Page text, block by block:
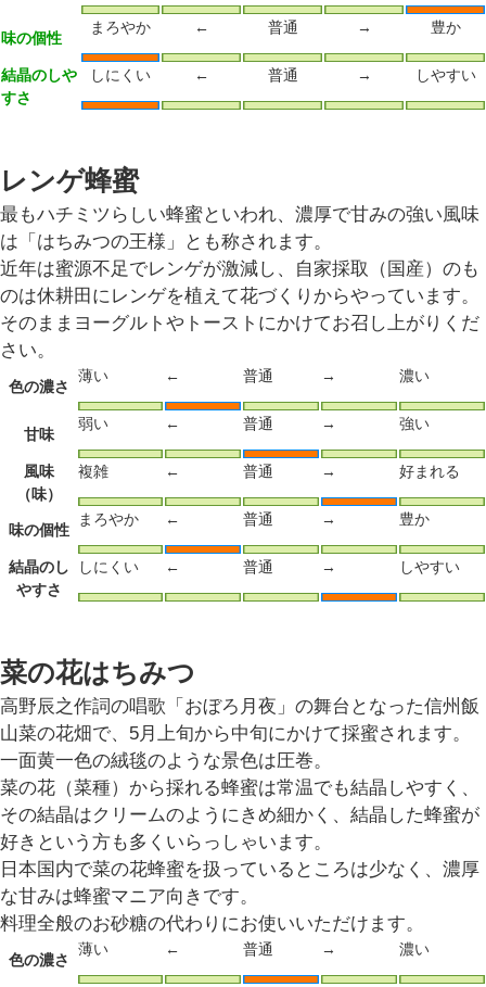
味の個性
まろやか ← 普通 → 豊か
結晶のしや
すさ
しにくい ← 普通 → しやすい
レンゲ蜂蜜
最もハチミツらしい蜂蜜といわれ、濃厚で甘みの強い風味
は「はちみつの王様」とも称されます。
近年は蜜源不足でレンゲが激減し、自家採取（国産）のも
のは休耕田にレンゲを植えて花づくりからやっています。
そのままヨーグルトやトーストにかけてお召し上がりくだ
さい。
色の濃さ
薄い ← 普通 → 濃い
甘味
弱い ← 普通 → 強い
風味
（味）
複雑 ← 普通 → 好まれる
味の個性
まろやか ← 普通 → 豊か
結晶のし
やすさ
しにくい ← 普通 → しやすい
菜の花はちみつ
高野辰之作詞の唱歌「おぼろ月夜」の舞台となった信州飯
山菜の花畑で、5月上旬から中旬にかけて採蜜されます。
一面黄一色の絨毯のような景色は圧巻。
菜の花（菜種）から採れる蜂蜜は常温でも結晶しやすく、
その結晶はクリームのようにきめ細かく、結晶した蜂蜜が
好きという方も多くいらっしゃいます。
日本国内で菜の花蜂蜜を扱っているところは少なく、濃厚
な甘みは蜂蜜マニア向きです。
料理全般のお砂糖の代わりにお使いいただけます。
色の濃さ
薄い ← 普通 → 濃い